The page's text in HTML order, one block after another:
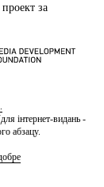
за
інтернет-видань -
абзацу.